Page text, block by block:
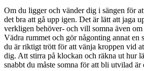
Om du ligger och vänder dig i sängen för
det bra att gå upp igen. Det är lätt att jaga
verkligen behöver- och vill somna även
Vädra rummet och gör någonting annat en
du är riktigt trött för att vänja kroppen vid
dig. Att stirra på klockan och räkna ut hur
snabbt du måste somna för att bli utvilad är